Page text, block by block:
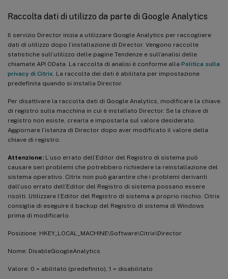
Raccolta dati di utilizzo da parte di Google Analytics
Il servizio Director inizia a utilizzare Google Analytics per raccogliere
dati di utilizzo dopo l’installazione di Director. Vengono raccolte
statistiche sull’utilizzo delle pagine Tendenze e sull’analisi delle
chiamate API OData. La raccolta di analisi è conforme alla Politica sulla
privacy di Citrix . La raccolta dei dati è abilitata per impostazione
predefinita quando si installa Director.
Per disattivare la raccolta dati di Google Analytics, modificare la chiave
di registro sulla macchina in cui è installato Director. Se la chiave di
registro non esiste, crearla e impostarla sul valore desiderato.
Aggiornare l’istanza di Director dopo aver modificato il valore della
chiave di registro.
Attenzione: L’uso errato dell’Editor del Registro di sistema può
causare seri problemi che potrebbero richiedere la reinstallazione del
sistema operativo. Citrix non può garantire che i problemi derivanti
dall’uso errato dell’Editor del Registro di sistema possano essere
risolti. Utilizzare l’Editor del Registro di sistema a proprio rischio. Citrix
consiglia di eseguire il backup del Registro di sistema di Windows
prima di modificarlo.
Posizione: HKEY_LOCAL_MACHINE\Software\Citrix\Director
Nome: DisableGoogleAnalytics
Valore: 0 = abilitato (predefinito), 1 = disabilitato